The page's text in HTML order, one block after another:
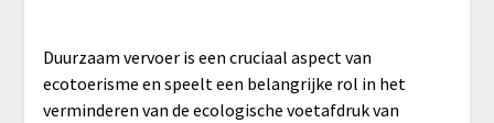
Duurzaam vervoer is een cruciaal aspect van
ecotoerisme en speelt een belangrijke rol in het
verminderen van de ecologische voetafdruk van